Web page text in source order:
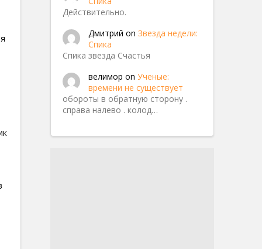
Действительно.
Дмитрий on Звезда недели:
Спика
Спика звезда Счастья
велимор on Ученые:
времени не существует
обороты в обратную сторону .
справа налево . колод…